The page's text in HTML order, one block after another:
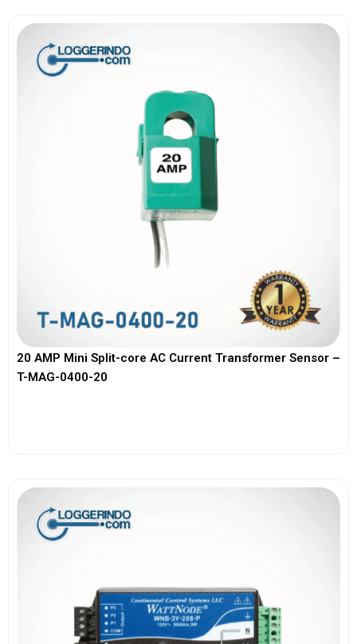
20 AMP Mini Split-core AC Current Transformer Sensor –
T-MAG-0400-20